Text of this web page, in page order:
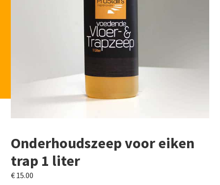
Onderhoudszeep voor eiken
trap 1 liter
€ 15.00